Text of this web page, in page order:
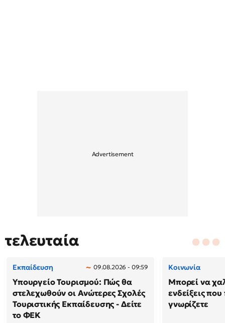
τελευταία
Εκπαίδευση 09.08.2026 - 09:59
Υπουργείο Τουρισμού: Πώς θα
στελεχωθούν οι Ανώτερες Σχολές
Τουριστικής Εκπαίδευσης - Δείτε
το ΦΕΚ
Κοινωνία
Μπορεί να
ενδείξεις
γνωρίζετε